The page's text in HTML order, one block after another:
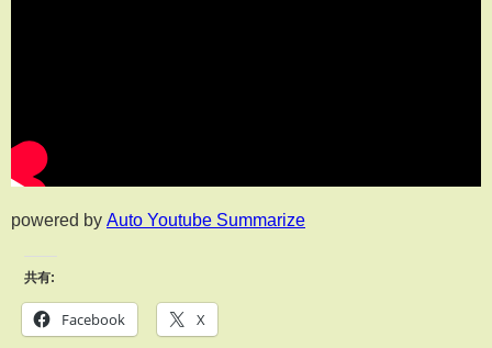
powered by Auto Youtube Summarize
共有:
Facebook X